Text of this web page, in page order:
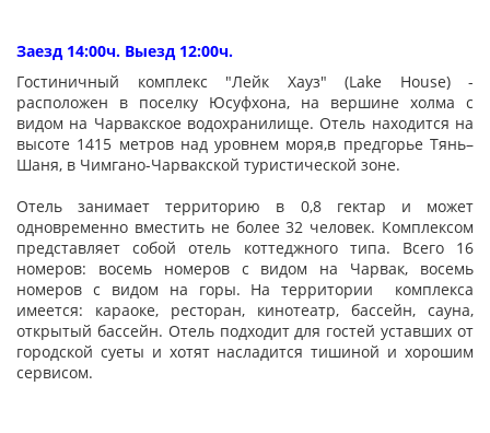
Заезд 14:00ч. Выезд 12:00ч.
Гостиничный комплекс "Лейк Хауз" (Lake House) -
расположен в поселку Юсуфхона, на вершине холма с
видом на Чарвакское водохранилище. Отель находится на
высоте 1415 метров над уровнем моря,в предгорье Тянь–
Шаня, в Чимгано-Чарвакской туристической зоне.
Отель занимает территорию в 0,8 гектар и может
одновременно вместить не более 32 человек. Комплексом
представляет собой отель коттеджного типа. Всего 16
номеров: восемь номеров с видом на Чарвак, восемь
номеров с видом на горы. На территории комплекса
имеется: караоке, ресторан, кинотеатр, бассейн, сауна,
открытый бассейн. Отель подходит для гостей уставших от
городской суеты и хотят насладится тишиной и хорошим
сервисом.